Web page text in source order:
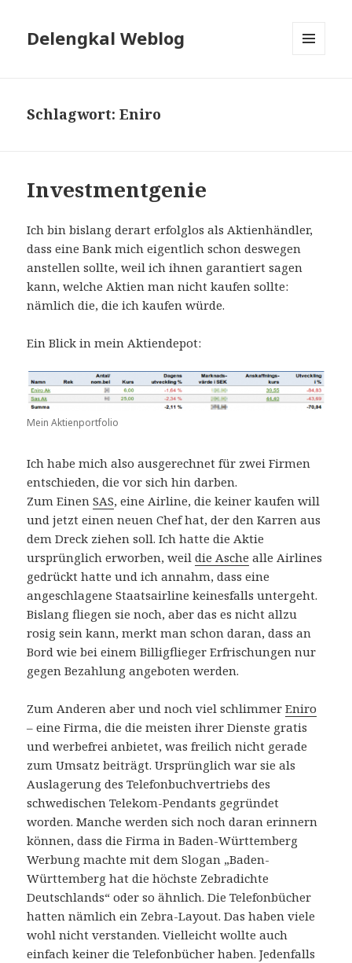
Delengkal Weblog
Schlagwort:Eniro
Investmentgenie
Ich bin bislang derart erfolglos als Aktienhändler,
dass eine Bank mich eigentlich schon deswegen
anstellen sollte, weil ich ihnen garantiert sagen
kann, welche Aktien man nicht kaufen sollte:
nämlich die, die ich kaufen würde.
Ein Blick in mein Aktiendepot:
Mein Aktienportfolio
Ich habe mich also ausgerechnet für zwei Firmen
entschieden, die vor sich hin darben.
Zum EinenSAS, eine Airline, die keiner kaufen will
und jetzt einen neuen Chef hat, der den Karren aus
dem Dreck ziehen soll. Ich hatte die Aktie
ursprünglich erworben, weildie Asche alle Airlines
gedrückt hatte und ich annahm, dass eine
angeschlagene Staatsairline keinesfalls untergeht.
Bislang fliegen sie noch, aber das es nicht allzu
rosig sein kann, merkt man schon daran, dass an
Bord wie bei einem Billigflieger Erfrischungen nur
gegen Bezahlung angeboten werden.
Zum Anderen aber und noch viel schlimmerEniro
– eine Firma, die die meisten ihrer Dienste gratis
und werbefrei anbietet, was freilich nicht gerade
zum Umsatz beiträgt. Ursprünglich war sie als
Auslagerung des Telefonbuchvertriebs des
schwedischen Telekom-Pendants gegründet
worden. Manche werden sich noch daran erinnern
können, dass die Firma in Baden-Württemberg
Werbung machte mit dem Slogan „Baden-
Württemberg hat die höchste Zebradichte
Deutschlands“ oder so ähnlich. Die Telefonbücher
hatten nämlich ein Zebra-Layout. Das haben viele
wohl nicht verstanden. Vielleicht wollte auch
einfach keiner die Telefonbücher haben. Jedenfalls